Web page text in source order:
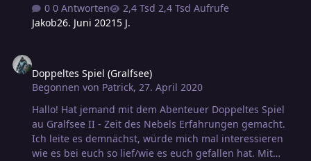
Nadel und gedruckt hier:
https://www.100questen.de/index.php/produkte/91-
atmosphärisch von Tolkiens Märchen "Farmer Giles of
Ham" - ein Märchen mit (gelegentlich leicht schwarzem)
Humor. Schauplatz ist ein abgelegenes Bergdorf und die
umliegende Bergwildnis; Es braucht Orcs (im Abenteuer
sind es…
0 Antworten
2,4 Tsd Aufrufe
Jakob26. Juni 2021 5 J.
Doppeltes Spiel (Gralfsee)
Begonnen von Patrick,27. April 2020
Hallo! Hat jemand mit dem Abenteuer Doppeltes Spiel
au Gralfsee II - Zeit des Nebels Erfahrungen gemacht.
Ich leite es demnächst, würde mich mal interessieren
wie es bei euch so lief/wie es euch gefallen hat. Mit